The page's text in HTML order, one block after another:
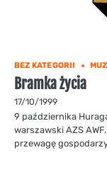
BEZ KATEGORII
Bramka życia
17/10/1999
9 października
warszawski AZS
przewagę